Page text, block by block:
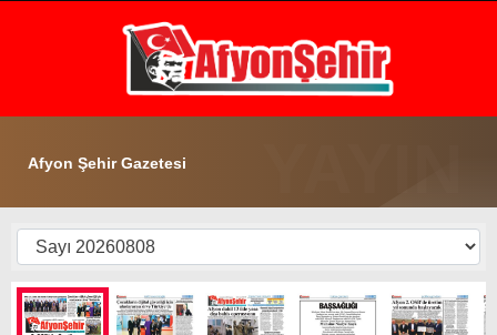
28.9 °
AFYON
EKONOMİ
POLİTİKA
Afyon Şehir Gazetesi